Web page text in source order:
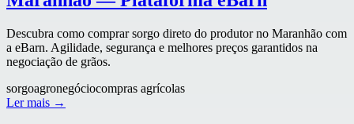
Descubra como comprar sorgo direto do produtor no Maranhão com
a eBarn. Agilidade, segurança e melhores preços garantidos na
negociação de grãos.
sorgoagronegóciocompras agrícolas
Ler mais →